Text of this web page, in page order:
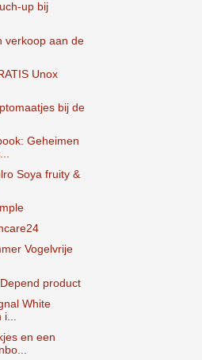
up bij
verkoop aan de
Unox
bij de
Geheimen
Soya fruity &
Vogelvrije
product
White
en een